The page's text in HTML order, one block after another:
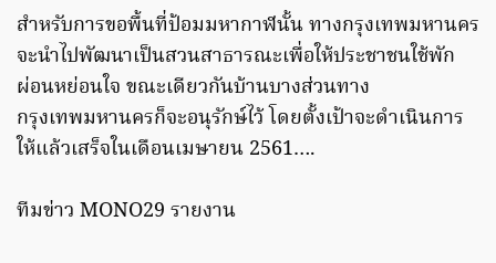
สำหรับการขอพื้นที่ป้อมมหากาฬนั้น ทางกรุงเทพมหานคร
จะนำไปพัฒนาเป็นสวนสาธารณะเพื่อให้ประชาชนใช้พัก
ผ่อนหย่อนใจ ขณะเดียวกันบ้านบางส่วนทาง
กรุงเทพมหานครก็จะอนุรักษ์ไว้ โดยตั้งเป้าจะดำเนินการ
ให้แล้วเสร็จในเดือนเมษายน 2561….
ทีมข่าว MONO29 รายงาน